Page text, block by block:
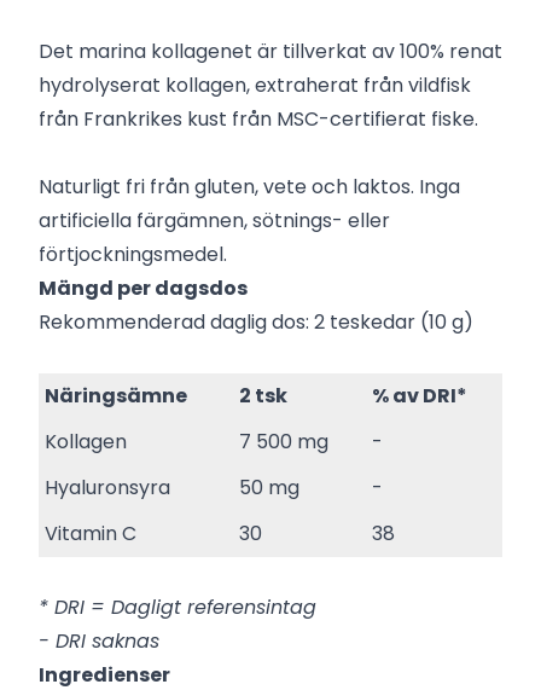
Det marina kollagenet är tillverkat av 100% renat
hydrolyserat kollagen, extraherat från vildfisk
från Frankrikes kust från MSC-certifierat fiske.
Naturligt fri från gluten, vete och laktos. Inga
artificiella färgämnen, sötnings- eller
förtjockningsmedel.
Mängd per dagsdos
Rekommenderad daglig dos: 2 teskedar (10 g)
Näringsämne 2 tsk
% av DRI*
Kollagen
7 500 mg
-
Hyaluronsyra
50 mg
-
Vitamin C
30 38
* DRI = Dagligt referensintag
- DRI saknas
Ingredienser